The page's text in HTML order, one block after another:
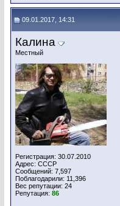
09.01.2017, 14:31
Калина
Местный
Регистрация: 30.07.2010
Адрес: СССР
Сообщений: 7,597
Поблагодарили: 11,396
Вес репутации: 24
Репутация: 86